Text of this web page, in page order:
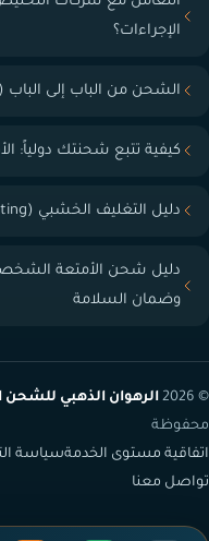
الإجراءات؟
الشحن من الباب إلى الباب (Door-to-Door): المميزات والعيوب
كيفية تتبع شحنتك دولياً:
دليل التغليف الخشبي (Crating) للبضائع الثقيلة والحساسة
دليل شحن الأمتعة
وضمان السلامة
© 2026 الرهوان الذهبي
محفوظة
اتفاقية مستوى الخدمةسياسة
تواصل معنا